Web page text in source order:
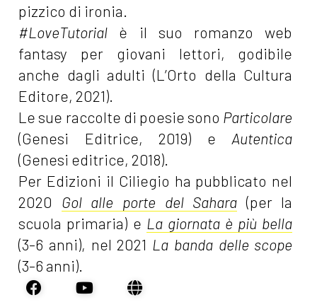
pizzico di ironia.
#LoveTutorial è il suo romanzo web
fantasy per giovani lettori, godibile
anche dagli adulti (L’Orto della Cultura
Editore, 2021).
Le sue raccolte di poesie sono Particolare
(Genesi Editrice, 2019) e Autentica
(Genesi editrice, 2018).
Per Edizioni il Ciliegio ha pubblicato nel
2020 Gol alle porte del Sahara (per la
scuola primaria) e La giornata è più bella
(3-6 anni), nel 2021 La banda delle scope
(3-6 anni).